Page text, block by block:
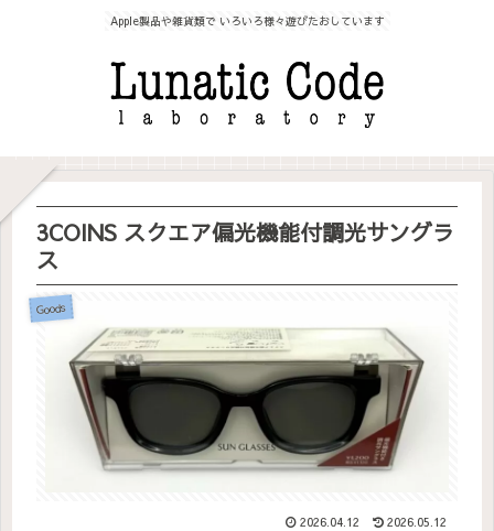
Apple製品や雑貨類で いろいろ様々遊びたおしています
3COINS スクエア偏光機能付調光サングラ
ス
Goods
2026.04.12 2026.05.12